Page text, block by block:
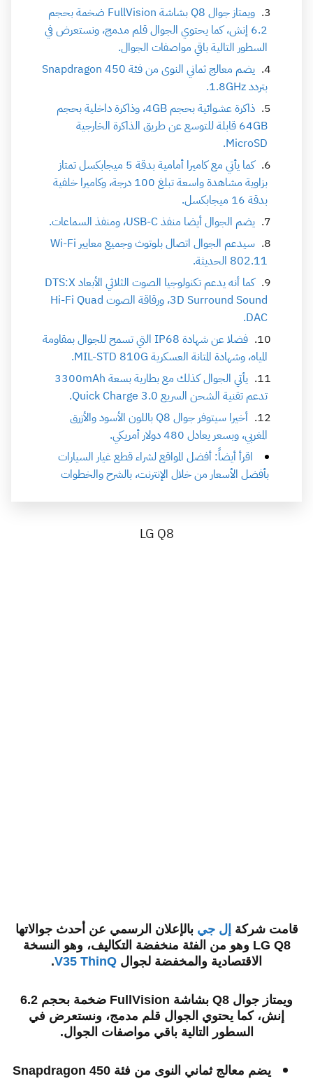
ويمتاز جوال Q8 بشاشة FullVision ضخمة بحجم
6.2 إنش، كما يحتوي الجوال قلم مدمج، ونستعرض في
السطور التالية باقي مواصفات الجوال.
يضم معالج ثماني النوى من فئة Snapdragon 450
بتردد 1.8GHz.
ذاكرة عشوائية بحجم 4GB، وذاكرة داخلية بحجم
64GB قابلة للتوسع عن طريق الذاكرة الخارجية
MicroSD.
كما يأتي مع كاميرا أمامية بدقة 5 ميجابكسل تمتاز
بزاوية مشاهدة واسعة تبلغ 100 درجة، وكاميرا خلفية
بدقة 16 ميجابكسل.
يضم الجوال أيضا منفذ USB-C، ومنفذ السماعات.
سيدعم الجوال اتصال بلوتوث وجميع معايير Wi-Fi
802.11 الحديثة.
كما أنه يدعم تكنولوجيا الصوت الثلاثي الأبعاد DTS:X
3D Surround Sound، ورقاقة الصوت Hi-Fi Quad
DAC.
فضلا عن شهادة IP68 التي تسمح للجوال بمقاومة
المياه، وشهادة المتانة العسكرية MIL-STD 810G.
يأتي الجوال كذلك مع بطارية بسعة 3300mAh
تدعم تقنية الشحن السريع Quick Charge 3.0.
أخيرا سيتوفر جوال Q8 باللون الأسود والأزرق
المغربي، وبسعر يعادل 480 دولار أمريكي.
اقرأ أيضاً: أفضل المواقع لشراء قطع غيار السيارات
بأفضل الأسعار من خلال الإنترنت، بالشرح والخطوات
LG Q8
قامت شركة إل جي بالإعلان الرسمي عن أحدث جوالاتها
LG Q8 وهو من الفئة منخفضة التكاليف، وهو النسخة
الاقتصادية والمخفضة لجوال V35 ThinQ
.
ويمتاز جوال Q8 بشاشة FullVision ضخمة بحجم 6.2
إنش، كما يحتوي الجوال قلم مدمج، ونستعرض في
السطور التالية باقي مواصفات الجوال.
يضم معالج ثماني النوى من فئة Snapdragon 450